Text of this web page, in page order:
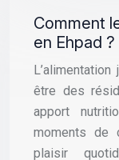
Comment
en Ehpad ?
être des
apport
moments de
plaisir